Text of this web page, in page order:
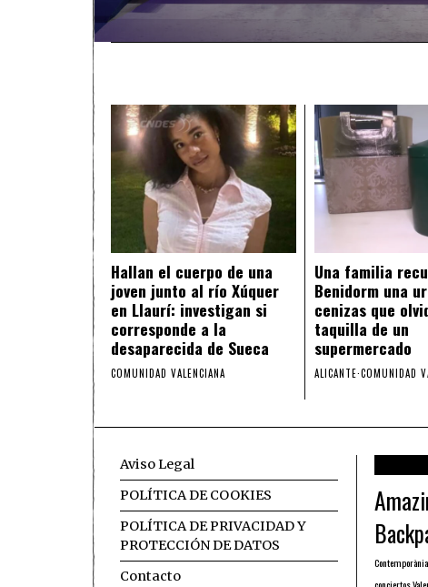
Hallan el cuerpo de una
joven junto al río Xúquer
en Llaurí: investigan si
corresponde a la
desaparecida de Sueca
COMUNIDAD VALENCIANA
Una familia
Benidorm una
cenizas que
taquilla de un
supermercado
ALICANTE·COMUNIDAD
Aviso Legal
POLÍTICA DE COOKIES
POLÍTICA DE PRIVACIDAD Y
PROTECCIÓN DE DATOS
Contacto
Contemporània